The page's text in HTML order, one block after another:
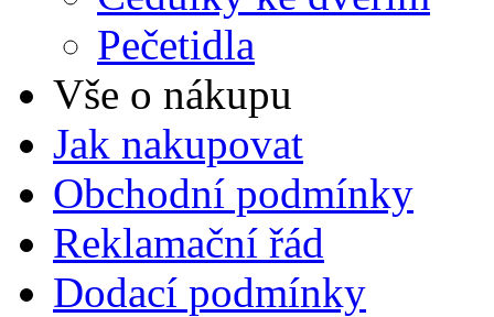
Pečetidla
Vše o nákupu
Jak nakupovat
Obchodní podmínky
Reklamační řád
Dodací podmínky